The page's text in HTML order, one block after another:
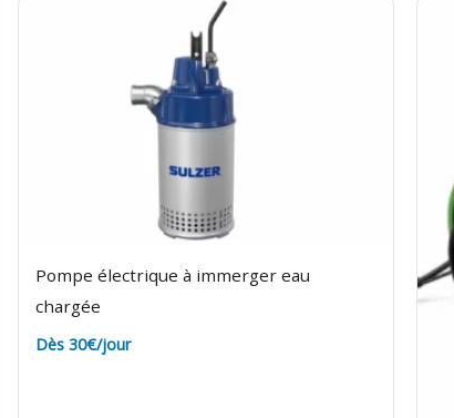
Pompe électrique à immerger eau
chargée
Dès 30€/jour